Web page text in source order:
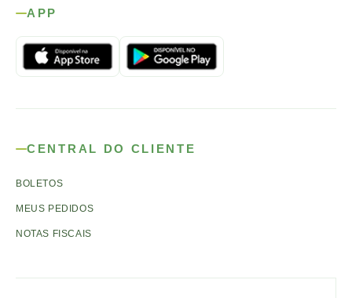
APP
CENTRAL DO CLIENTE
BOLETOS
MEUS PEDIDOS
NOTAS FISCAIS